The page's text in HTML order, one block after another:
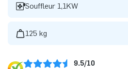
Souffleur 1,1KW
125 kg
9.5/10